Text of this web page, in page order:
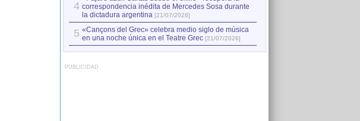
4 correspondencia inédita de Mercedes Sosa durante
la dictadura argentina [21/07/2026]
5 «Cançons del Grec» celebra medio siglo de música
en una noche única en el Teatre Grec [21/07/2026]
PUBLICIDAD